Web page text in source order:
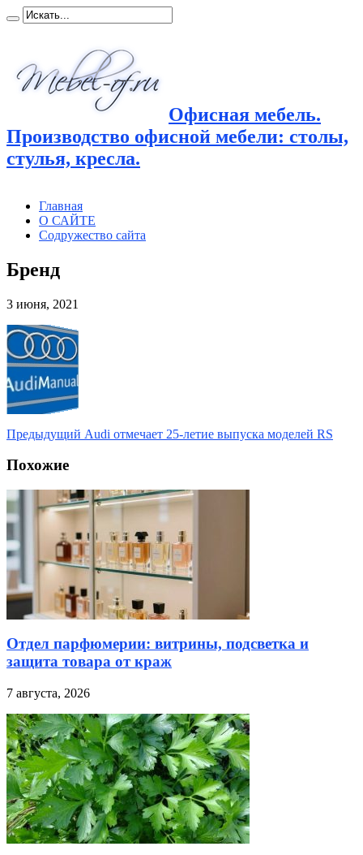
Офисная мебель.
Производство офисной мебели: столы,
стулья, кресла.
Главная
О САЙТЕ
Содружество сайта
Бренд
3 июня, 2021
Предыдущий Audi отмечает 25-летие выпуска моделей RS
Похожие
Отдел парфюмерии: витрины, подсветка и
защита товара от краж
7 августа, 2026